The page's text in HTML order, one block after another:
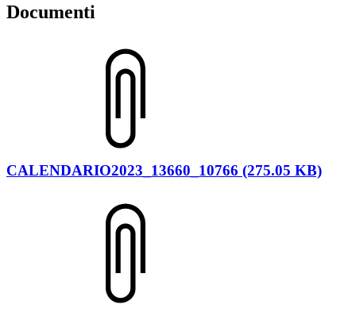
Documenti
CALENDARIO2023_13660_10766 (275.05 KB)